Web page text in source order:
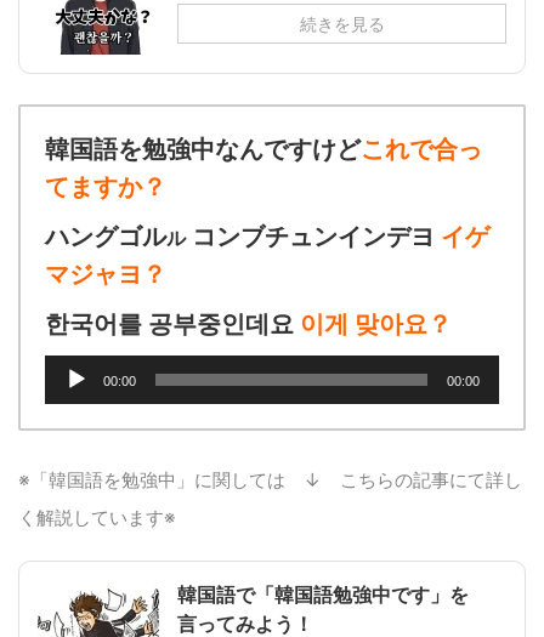
続きを見る
韓国語を勉強中なんですけどこれで合っ
てますか？
ハングゴルルコンブチュンインデヨ イゲ
マジャヨ？
한국어를 공부중인데요 이게 맞아요？
ー
ー
00:00 00:00
※「韓国語を勉強中」に関しては ↓ こちらの記事にて詳し
く解説しています※
韓国語で「韓国語勉強中です」を
言ってみよう！